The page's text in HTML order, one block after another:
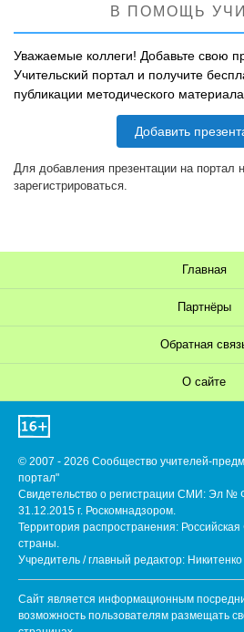
В ПОМОЩЬ
Уважаемые коллеги! Добавьте свою
Учительский портал и получите
публикации методического
Добавить
Для добавления презентации на портал
зарегистрироваться.
Главная
Партнёры
Обратная
О сайте
© 2007 - 2026 Сообщество учителей-
портал"
Свидетельство о регистрации СМИ: Эл №
31.12.2015 г. Роскомнадзором.
Территория распространения:
страны.
Учредитель / главный редактор:
Сайт является информационным
возможность пользователям размещать